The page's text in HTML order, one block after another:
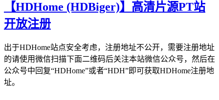
【HDHome (HDBiger)】高清片源PT站
开放注册
出于HDHome站点安全考虑，注册地址不公开，需要注册地址
的请使用微信扫描下面二维码后关注本站微信公众号，然后在
公众号中回复“HDHome”或者“HDH”即可获取HDHome注册地
址。